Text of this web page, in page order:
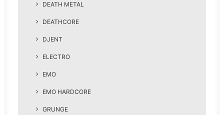
DEATH METAL
DEATHCORE
DJENT
ELECTRO
EMO
EMO HARDCORE
GRUNGE